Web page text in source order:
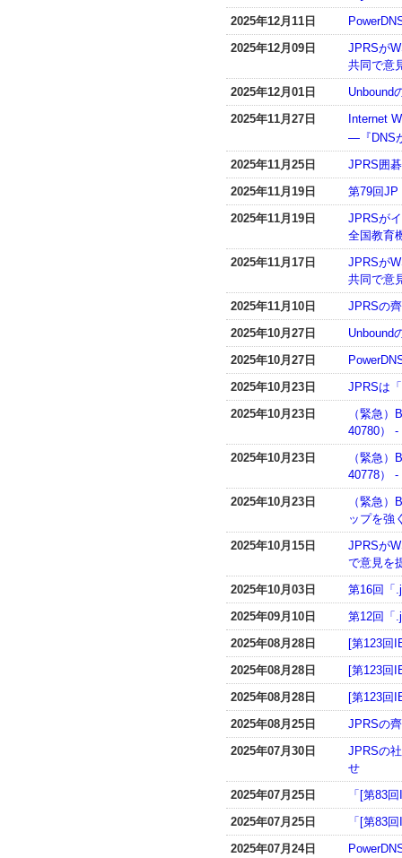
2025年12月11日
2025年12月09日
JPRSが
共同で意
2025年12月01日
Unbound
2025年11月27日
Internet
―『DNS
2025年11月25日
JPRS囲
2025年11月19日
第79回JP
2025年11月19日
JPRSが
全国教育
2025年11月17日
JPRSが
共同で意
2025年11月10日
JPRSの
2025年10月27日
Unbound
2025年10月27日
2025年10月23日
JPRSは
2025年10月23日
（緊急
40780）
2025年10月23日
（緊急
40778）
2025年10月23日
（緊急
ップを強
2025年10月15日
JPRSが
で意見を
2025年10月03日
第16回「
2025年09月10日
第12回「
2025年08月28日
[第123回
2025年08月28日
[第123回
2025年08月28日
[第123回
2025年08月25日
JPRSの
2025年07月30日
JPRSの
せ
2025年07月25日
「[第83
2025年07月25日
「[第83
2025年07月24日